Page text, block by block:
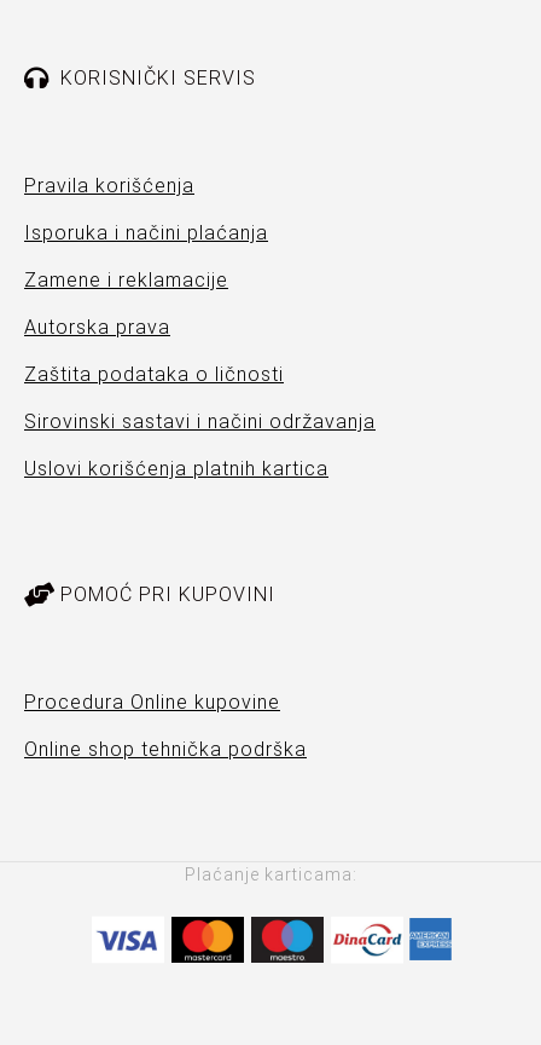
KORISNIČKI SERVIS
Pravila korišćenja
Isporuka i načini plaćanja
Zamene i reklamacije
Autorska prava
Zaštita podataka o ličnosti
Sirovinski sastavi i načini održavanja
Uslovi korišćenja platnih kartica
POMOĆ PRI KUPOVINI
Procedura Online kupovine
Online shop tehnička podrška
Plaćanje karticama: